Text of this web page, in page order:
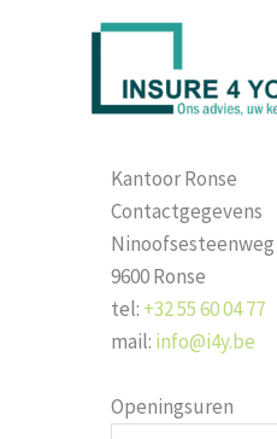
Kantoor Ronse
Contactgegevens
Ninoofsesteenweg
9600 Ronse
tel: +32 55 60 04 77
mail: info@i4y.be
Openingsuren